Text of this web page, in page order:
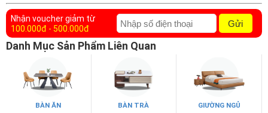
Nhận voucher giảm từ
100.000đ - 500.000đ
Gửi
Danh Mục Sản Phẩm Liên Quan
BÀN ĂN BÀN TRÀ GIƯỜNG NGỦ